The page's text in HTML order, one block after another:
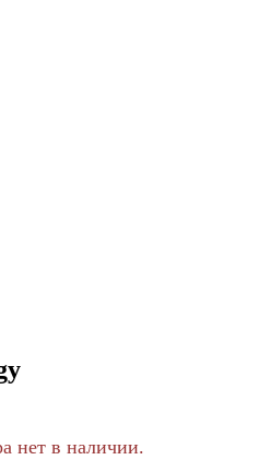
нет в наличии.